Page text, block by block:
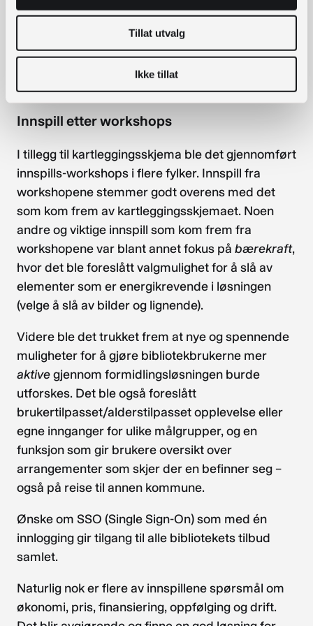
Tillat utvalg
Ikke tillat
Det er et sentralt poeng og mål i dette prosjektet
at folkebibliotek skal få egen nettsideløsning og
ikke lenger være underlagt kommunale sider, selv
om henvisning mellom nettsidene til bibliotek og
kommune vil være naturlig å se for seg.
Innspill etter workshops
I tillegg til kartleggingsskjema ble det gjennomført
innspills-workshops i flere fylker. Innspill fra
workshopene stemmer godt overens med det
som kom frem av kartleggingsskjemaet. Noen
andre og viktige innspill som kom frem fra
workshopene var blant annet fokus på bærekraft,
hvor det ble foreslått valgmulighet for å slå av
elementer som er energikrevende i løsningen
(velge å slå av bilder og lignende).
Videre ble det trukket frem at nye og spennende
muligheter for å gjøre bibliotekbrukerne mer
aktivegjennom formidlingsløsningen burde
utforskes. Det ble også foreslått
brukertilpasset/alderstilpasset opplevelse eller
egne innganger for ulike målgrupper, og en
funksjon som gir brukere oversikt over
arrangementer som skjer der en befinner seg –
også på reise til annen kommune.
Ønske om SSO (Single Sign-On) som med én
innlogging gir tilgang til alle bibliotekets tilbud
samlet.
Naturlig nok er flere av innspillene spørsmål om
økonomi, pris, finansiering, oppfølging og drift.